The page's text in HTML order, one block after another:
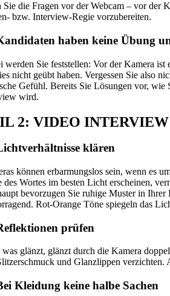
Sie die Fragen vor der Webcam – vor der
bzw. Interview-Regie vorzubereiten.
haben keine Übung
werden Sie feststellen: Vor der Kamera
nicht geübt haben. Vergessen Sie also
Gefühl. Bereits Sie Lösungen vor, wie
wird.
2: VIDEO
klären
können erbarmungslos sein, wenn es
des Wortes im besten Licht erscheinen,
bevorzugen Sie ruhige Muster in
Rot-Orange Töne spiegeln das
prüfen
glänzt, glänzt durch die Kamera
und Glanzlippen
Kleidung keine halbe Sachen